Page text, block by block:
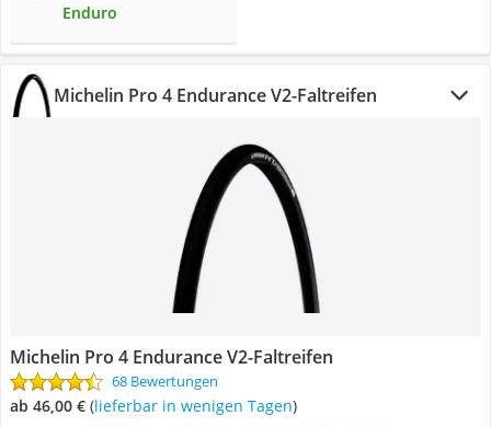
Enduro
Michelin Pro 4 Endurance V2-Faltreifen
Michelin Pro 4 Endurance V2-Faltreifen
68 Bewertungen
ab 46,00 € ( Lieferbar in wenigen Tagen)